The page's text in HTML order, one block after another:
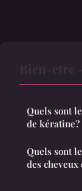
Quels sont
de kératine?
Quels sont
des cheveux